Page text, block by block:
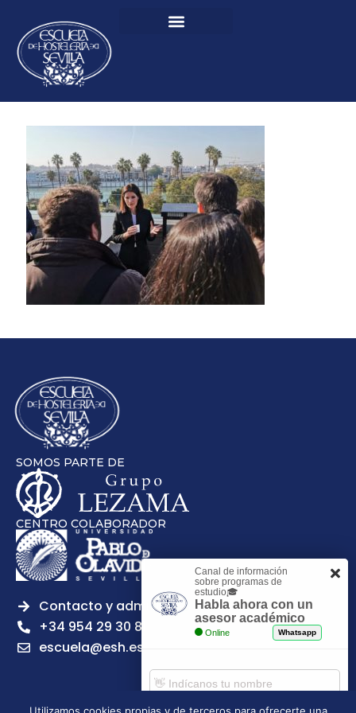
SOMOS PARTE DE
CENTRO COLABORADOR
Contacto y admisiones
+34 954 29 30 81
escuela@esh.es
Canal de información
sobre programas de
estudio🎓
Habla ahora con un
asesor académico
Online Whatsapp